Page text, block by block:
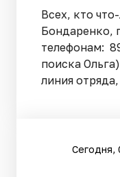
Всех, кто
Бондаренко,
телефонам:
поиска
линия
Сегодня,